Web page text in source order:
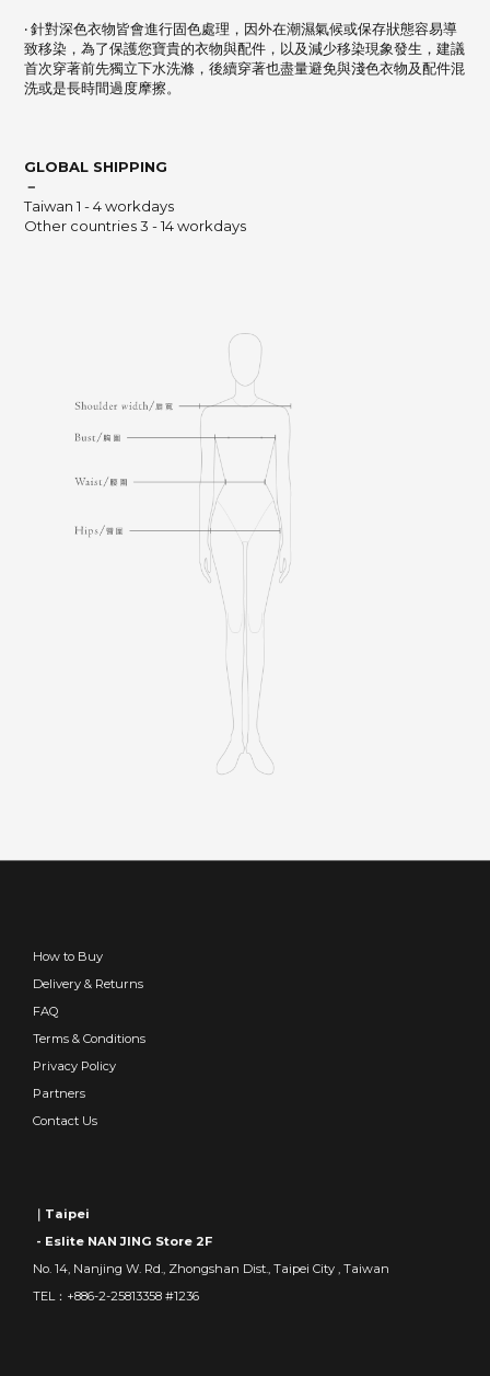
‧ 針對深色衣物皆會進行固色處理，因外在潮濕氣候或保存狀態容易導
致移染， 為了保護您寶貴的衣物與配件，以及減少移染現象發生，建議
首次穿著前先獨立下水洗滌， 後續穿著也盡量避免與淺色衣物及配件混
洗或是長時間過度摩擦。
GLOBAL SHIPPING
－
Taiwan 1 - 4 workdays
Other countries 3 - 14 workdays
How to Buy
Delivery & Returns
FAQ
Terms & Conditions
Privacy Policy
Partners
Contact Us
｜Taipei
- Eslite NAN JING Store 2F
No. 14, Nanjing W. Rd., Zhongshan Dist., Taipei City , Taiwan
TEL：+886-2-25813358 #1236